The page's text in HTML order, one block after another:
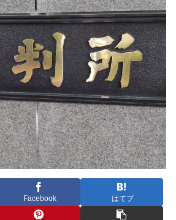
Facebook はてブ